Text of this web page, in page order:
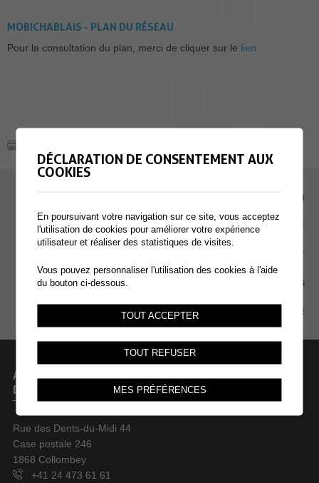
MOBICHABLAIS - PLAN DU RÉSEAU
Pour la consultation du plan, merci de cliquer sur le lien
EMPLOI
CONTACT
EXTRANET
MENTIONS LÉGALES
PLAN DU SITE
ADMINISTRATION COMMUNALE
DE COLLOMBEY-MURAZ
Rue des Dents-du-Midi 44
Case postale 246
1868 Collombey
+41 24 473 61 61
DÉCLARATION DE CONSENTEMENT AUX
COOKIES
En poursuivant votre navigation sur ce site, vous acceptez
l'utilisation de cookies pour améliorer votre expérience
utilisateur et réaliser des statistiques de visites.
Vous pouvez personnaliser l'utilisation des cookies à l'aide
du bouton ci-dessous.
TOUT ACCEPTER
TOUT REFUSER
MES PRÉFÉRENCES